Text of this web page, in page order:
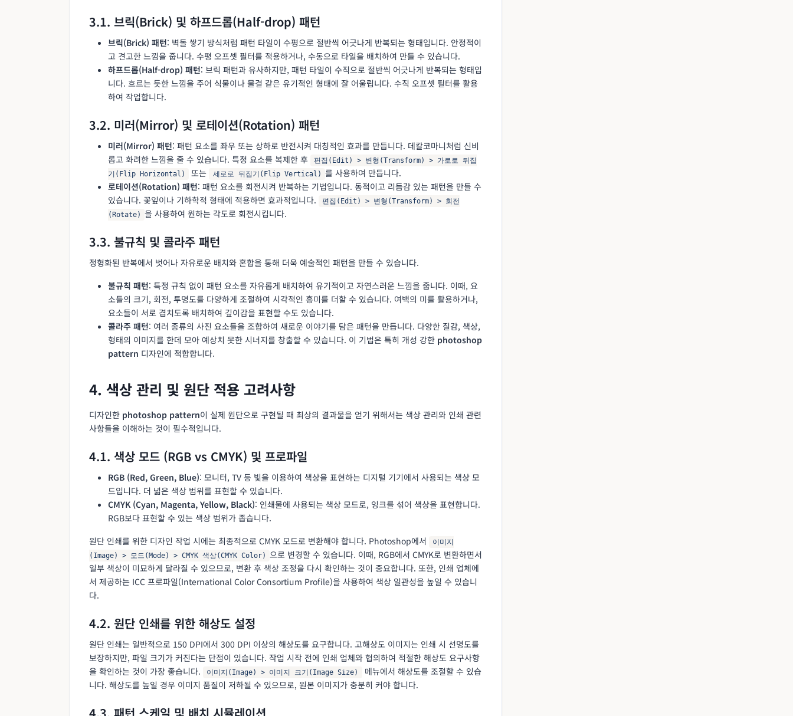
3.1. 브릭(Brick) 및 하프드롭(Half-drop) 패턴
브릭(Brick) 패턴: 벽돌 쌓기 방식처럼 패턴 타일이 수평으로 절반씩 어긋나게 반복되는 형태입니다. 안정적이
고 견고한 느낌을 줍니다. 수평 오프셋 필터를 적용하거나, 수동으로 타일을 배치하여 만들 수 있습니다.
하프드롭(Half-drop) 패턴: 브릭 패턴과 유사하지만, 패턴 타일이 수직으로 절반씩 어긋나게 반복되는 형태입
니다. 흐르는 듯한 느낌을 주어 식물이나 물결 같은 유기적인 형태에 잘 어울립니다. 수직 오프셋 필터를 활용
하여 작업합니다.
3.2. 미러(Mirror) 및 로테이션(Rotation) 패턴
미러(Mirror) 패턴: 패턴 요소를 좌우 또는 상하로 반전시켜 대칭적인 효과를 만듭니다. 데칼코마니처럼 신비
롭고 화려한 느낌을 줄 수 있습니다. 특정 요소를 복제한 후
편집(Edit) > 변형(Transform) > 가로로 뒤집
기(Flip Horizontal)
또는 세로로 뒤집기(Flip Vertical) 를 사용하여 만듭니다.
로테이션(Rotation) 패턴: 패턴 요소를 회전시켜 반복하는 기법입니다. 동적이고 리듬감 있는 패턴을 만들 수
있습니다. 꽃잎이나 기하학적 형태에 적용하면 효과적입니다.
편집(Edit) > 변형(Transform) > 회전
(Rotate) 을 사용하여 원하는 각도로 회전시킵니다.
3.3. 불규칙 및 콜라주 패턴
정형화된 반복에서 벗어나 자유로운 배치와 혼합을 통해 더욱 예술적인 패턴을 만들 수 있습니다.
불규칙 패턴: 특정 규칙 없이 패턴 요소를 자유롭게 배치하여 유기적이고 자연스러운 느낌을 줍니다. 이때, 요
소들의 크기, 회전, 투명도를 다양하게 조절하여 시각적인 흥미를 더할 수 있습니다. 여백의 미를 활용하거나,
요소들이 서로 겹치도록 배치하여 깊이감을 표현할 수도 있습니다.
콜라주 패턴: 여러 종류의 사진 요소들을 조합하여 새로운 이야기를 담은 패턴을 만듭니다. 다양한 질감, 색상,
형태의 이미지를 한데 모아 예상치 못한 시너지를 창출할 수 있습니다. 이 기법은 특히 개성 강한 photoshop
pattern 디자인에 적합합니다.
4. 색상 관리 및 원단 적용 고려사항
디자인한 photoshop pattern이 실제 원단으로 구현될 때 최상의 결과물을 얻기 위해서는 색상 관리와 인쇄 관련
사항들을 이해하는 것이 필수적입니다.
4.1. 색상 모드 (RGB vs CMYK) 및 프로파일
RGB (Red, Green, Blue): 모니터, TV 등 빛을 이용하여 색상을 표현하는 디지털 기기에서 사용되는 색상 모
드입니다. 더 넓은 색상 범위를 표현할 수 있습니다.
CMYK (Cyan, Magenta, Yellow, Black): 인쇄물에 사용되는 색상 모드로, 잉크를 섞어 색상을 표현합니다.
RGB보다 표현할 수 있는 색상 범위가 좁습니다.
원단 인쇄를 위한 디자인 작업 시에는 최종적으로 CMYK 모드로 변환해야 합니다. Photoshop에서
이미지
(Image) > 모드(Mode) > CMYK 색상(CMYK Color) 으로 변경할 수 있습니다. 이때, RGB에서 CMYK로 변환하면서
일부 색상이 미묘하게 달라질 수 있으므로, 변환 후 색상 조정을 다시 확인하는 것이 중요합니다. 또한, 인쇄 업체에
서 제공하는 ICC 프로파일(International Color Consortium Profile)을 사용하여 색상 일관성을 높일 수 있습니
다.
4.2. 원단 인쇄를 위한 해상도 설정
원단 인쇄는 일반적으로 150 DPI에서 300 DPI 이상의 해상도를 요구합니다. 고해상도 이미지는 인쇄 시 선명도를
보장하지만, 파일 크기가 커진다는 단점이 있습니다. 작업 시작 전에 인쇄 업체와 협의하여 적절한 해상도 요구사항
을 확인하는 것이 가장 좋습니다.
이미지(Image) > 이미지 크기(Image Size)
메뉴에서 해상도를 조절할 수 있습
니다. 해상도를 높일 경우 이미지 품질이 저하될 수 있으므로, 원본 이미지가 충분히 커야 합니다.